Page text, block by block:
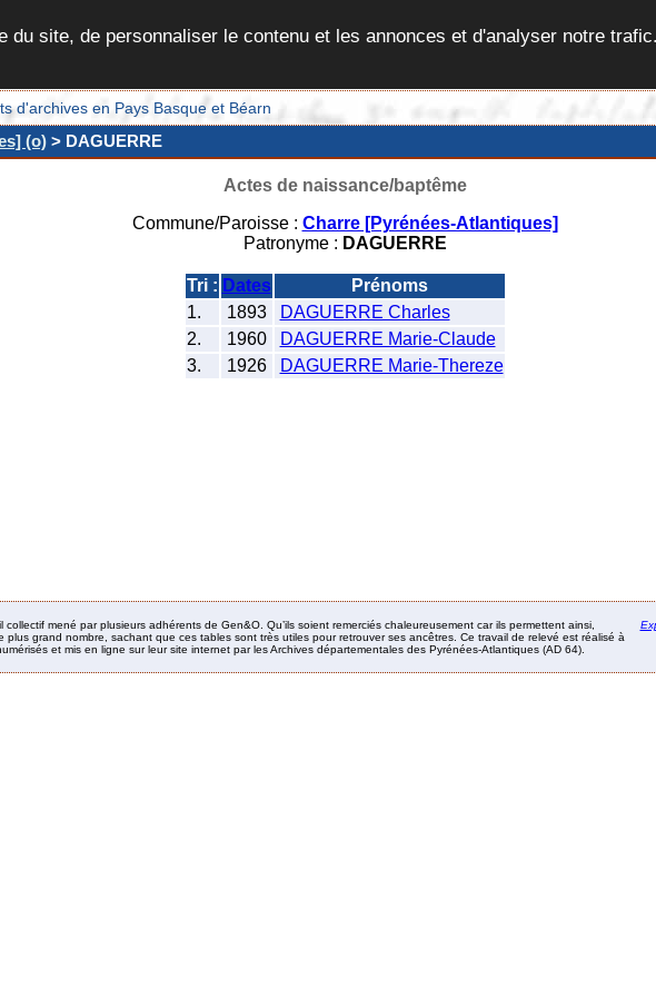
site, de personnaliser le contenu et les annonces et d'analyser notre
d'archives en Pays Basque et Béarn
(o) > DAGUERRE
Actes de naissance/baptême
Commune/Paroisse : Charre [Pyrénées-Atlantiques]
Patronyme : DAGUERRE
Tri : Dates
Prénoms
1.
1893
DAGUERRE Charles
2.
1960
DAGUERRE Marie-Claude
3.
1926 DAGUERRE Marie-Thereze
mené par plusieurs adhérents de Gen&O. Qu’ils soient remerciés chaleureusement car ils permettent ainsi,
plus grand nombre, sachant que ces tables sont très utiles pour retrouver ses ancêtres. Ce travail de relevé est réalisé à
et mis en ligne sur leur site internet par les Archives départementales des Pyrénées-Atlantiques (AD 64).